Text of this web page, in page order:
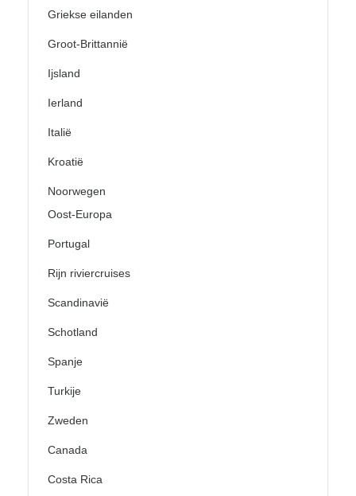
Griekse eilanden
Groot-Brittannië
Ijsland
Ierland
Italië
Kroatië
Noorwegen
Oost-Europa
Portugal
Rijn riviercruises
Scandinavië
Schotland
Spanje
Turkije
Zweden
Canada
Costa Rica